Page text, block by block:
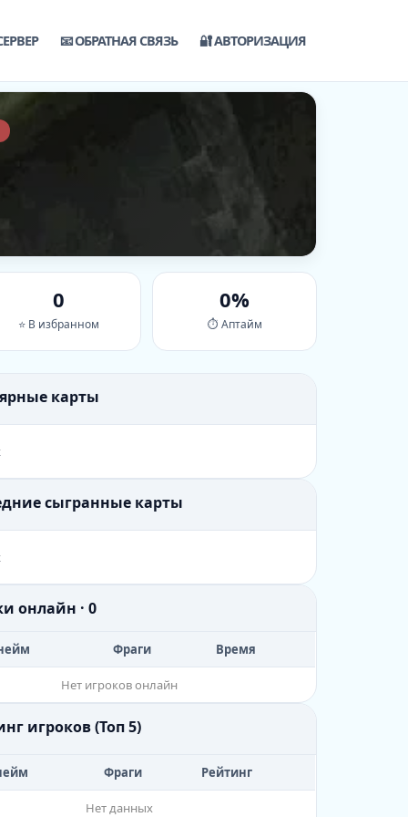
📧 ОБРАТНАЯ СВЯЗЬ 🔐 АВТОРИЗАЦИЯ
0
⭐ В избранном
0%
⏱ Аптайм
карты
сыгранные карты
онлайн · 0
Фраги Время
Нет игроков онлайн
игроков (Топ 5)
Фраги Рейтинг
Нет данных